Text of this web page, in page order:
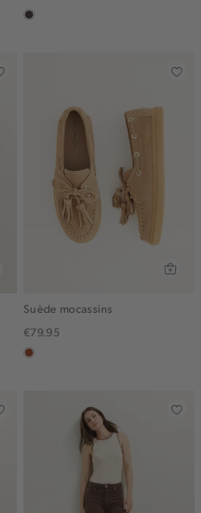
choco
Suède mocassins
€79.95
bruin